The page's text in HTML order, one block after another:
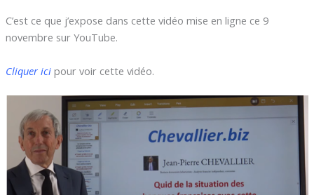
C’est ce que j’expose dans cette vidéo mise en ligne ce 9
novembre sur YouTube.
Cliquer ici pour voir cette vidéo.